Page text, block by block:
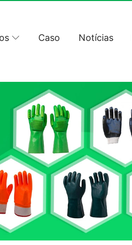
Caso Notícias